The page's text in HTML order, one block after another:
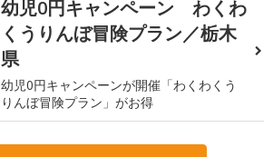
幼児0円キャンペーン わくわ
くうりんぼ冒険プラン／栃木
県
幼児0円キャンペーンが開催「わくわくう
りんぼ冒険プラン」がお得